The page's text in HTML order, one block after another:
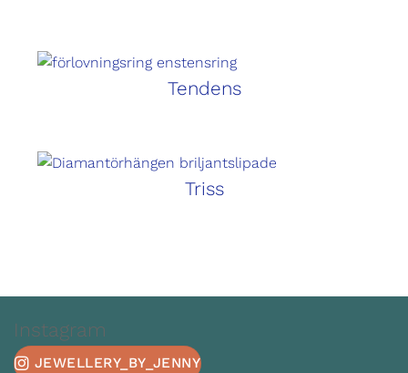
Tendens
Triss
Instagram
JEWELLERY_BY_JENNY